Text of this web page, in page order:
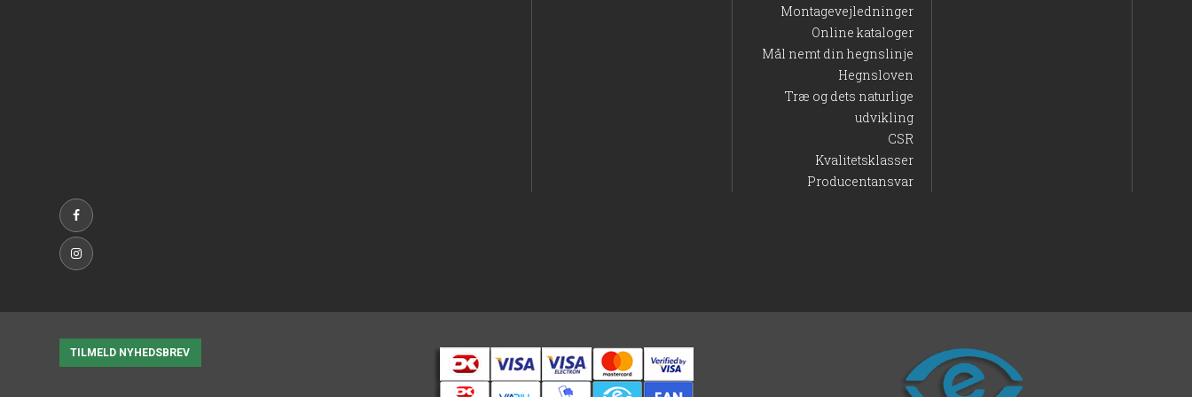
Montagevejledninger
Online kataloger
Mål nemt din hegnslinje
Hegnsloven
Træ og dets naturlige
udvikling
CSR
Kvalitetsklasser
Producentansvar
TILMELD NYHEDSBREV